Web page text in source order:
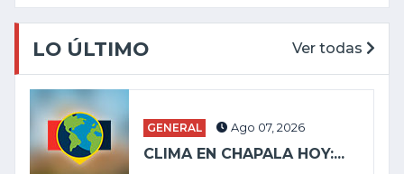
LO ÚLTIMO Ver todas
GENERAL Ago 07, 2026
CLIMA EN CHAPALA HOY:...